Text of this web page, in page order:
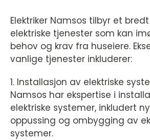
Elektriker Namsos tilbyr et
elektriske tjenester som kan
behov og krav fra huseiere.
vanlige tjenester inkluderer:
1. Installasjon av elektriske
Namsos har ekspertise i
elektriske systemer, inkludert
oppussing og ombygging av
systemer.